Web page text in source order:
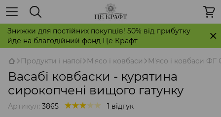
Знижки для постійних покупців! 50% від прибутку
йде на благодійний фонд Це Крафт
Продукти і напої М'ясо і ковбаси М'ясо і ковбаси ФГ
Васабі ковбаски - курятина
сирокопчені вищого гатунку
Артикул: 3865 1 відгук